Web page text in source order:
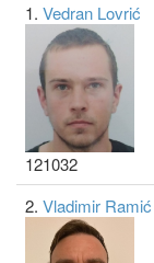
1. Vedran Lovrić
121032
2. Vladimir Ramić